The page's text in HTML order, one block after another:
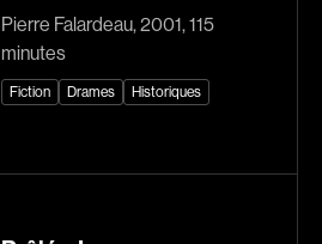
Amateurs
Pierre Falardeau, 2001, 115
minutes
Fiction Drames Historiques